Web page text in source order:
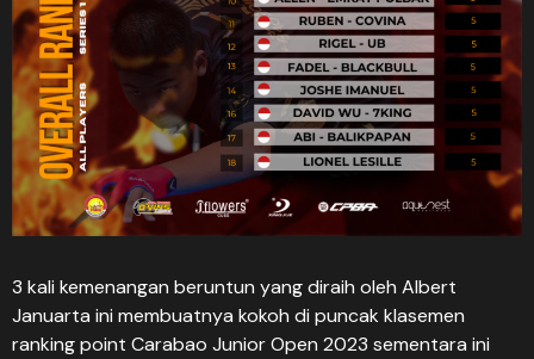
3 kali kemenangan beruntun yang diraih oleh Albert
Januarta ini membuatnya kokoh di puncak klasemen
ranking point Carabao Junior Open 2023 sementara ini